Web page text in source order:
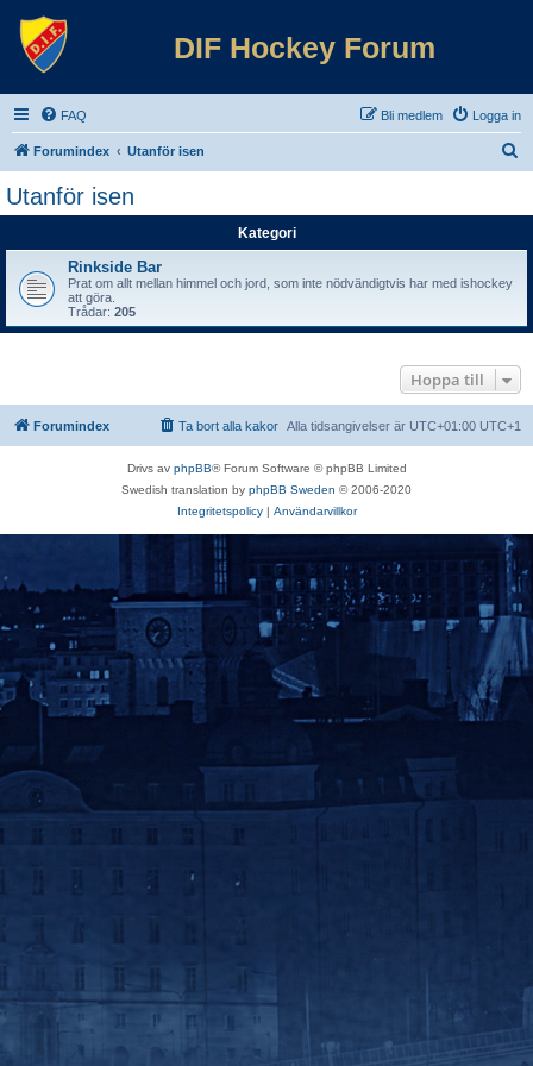
DIF Hockey Forum
FAQ Logga in
Bli medlem
Forumindex Utanför isen
Utanför isen
Kategori
Rinkside Bar
Prat om allt mellan himmel och jord, som inte nödvändigtvis har med ishockey
att göra.
Trådar: 205
Hoppa till
Forumindex Alla tidsangivelser är UTC+01:00 UTC+1
Ta bort alla kakor
Drivs av phpBB® Forum Software © phpBB Limited
Swedish translation by phpBB Sweden © 2006-2020
Integritetspolicy| Användarvillkor